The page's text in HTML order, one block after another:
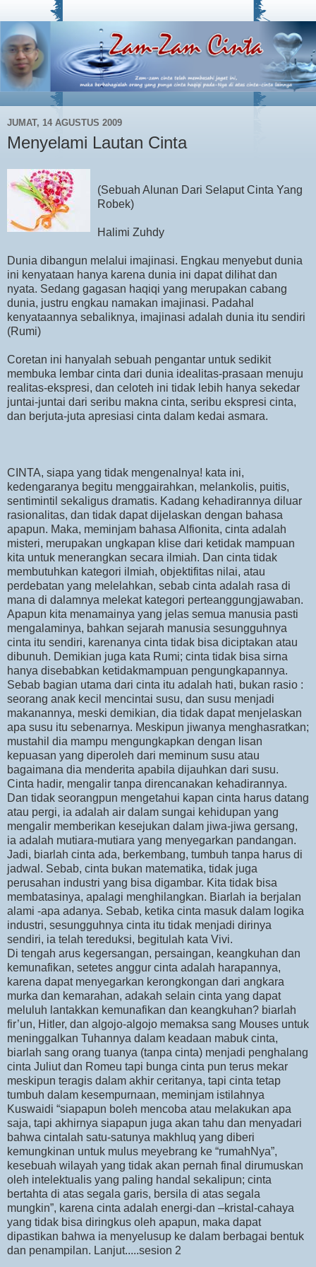
JUMAT, 14 AGUSTUS 2009
Menyelami Lautan Cinta
(Sebuah Alunan Dari Selaput Cinta Yang
Robek)
Halimi Zuhdy
Dunia dibangun melalui imajinasi. Engkau menyebut dunia
ini kenyataan hanya karena dunia ini dapat dilihat dan
nyata. Sedang gagasan haqiqi yang merupakan cabang
dunia, justru engkau namakan imajinasi. Padahal
kenyataannya sebaliknya, imajinasi adalah dunia itu sendiri
(Rumi)
Coretan ini hanyalah sebuah pengantar untuk sedikit
membuka lembar cinta dari dunia idealitas-prasaan menuju
realitas-ekspresi, dan celoteh ini tidak lebih hanya sekedar
juntai-juntai dari seribu makna cinta, seribu ekspresi cinta,
dan berjuta-juta apresiasi cinta dalam kedai asmara.
CINTA, siapa yang tidak mengenalnya! kata ini,
kedengaranya begitu menggairahkan, melankolis, puitis,
sentimintil sekaligus dramatis. Kadang kehadirannya diluar
rasionalitas, dan tidak dapat dijelaskan dengan bahasa
apapun. Maka, meminjam bahasa Alfionita, cinta adalah
misteri, merupakan ungkapan klise dari ketidak mampuan
kita untuk menerangkan secara ilmiah. Dan cinta tidak
membutuhkan kategori ilmiah, objektifitas nilai, atau
perdebatan yang melelahkan, sebab cinta adalah rasa di
mana di dalamnya melekat kategori perteanggungjawaban.
Apapun kita menamainya yang jelas semua manusia pasti
mengalaminya, bahkan sejarah manusia sesungguhnya
cinta itu sendiri, karenanya cinta tidak bisa diciptakan atau
dibunuh. Demikian juga kata Rumi; cinta tidak bisa sirna
hanya disebabkan ketidakmampuan pengungkapannya.
Sebab bagian utama dari cinta itu adalah hati, bukan rasio :
seorang anak kecil mencintai susu, dan susu menjadi
makanannya, meski demikian, dia tidak dapat menjelaskan
apa susu itu sebenarnya. Meskipun jiwanya menghasratkan;
mustahil dia mampu mengungkapkan dengan lisan
kepuasan yang diperoleh dari meminum susu atau
bagaimana dia menderita apabila dijauhkan dari susu.
Cinta hadir, mengalir tanpa direncanakan kehadirannya.
Dan tidak seorangpun mengetahui kapan cinta harus datang
atau pergi, ia adalah air dalam sungai kehidupan yang
mengalir memberikan kesejukan dalam jiwa-jiwa gersang,
ia adalah mutiara-mutiara yang menyegarkan pandangan.
Jadi, biarlah cinta ada, berkembang, tumbuh tanpa harus di
jadwal. Sebab, cinta bukan matematika, tidak juga
perusahan industri yang bisa digambar. Kita tidak bisa
membatasinya, apalagi menghilangkan. Biarlah ia berjalan
alami -apa adanya. Sebab, ketika cinta masuk dalam logika
industri, sesungguhnya cinta itu tidak menjadi dirinya
sendiri, ia telah tereduksi, begitulah kata Vivi.
Di tengah arus kegersangan, persaingan, keangkuhan dan
kemunafikan, setetes anggur cinta adalah harapannya,
karena dapat menyegarkan kerongkongan dari angkara
murka dan kemarahan, adakah selain cinta yang dapat
meluluh lantakkan kemunafikan dan keangkuhan? biarlah
fir’un, Hitler, dan algojo-algojo memaksa sang Mouses untuk
meninggalkan Tuhannya dalam keadaan mabuk cinta,
biarlah sang orang tuanya (tanpa cinta) menjadi penghalang
cinta Juliut dan Romeu tapi bunga cinta pun terus mekar
meskipun teragis dalam akhir ceritanya, tapi cinta tetap
tumbuh dalam kesempurnaan, meminjam istilahnya
Kuswaidi “siapapun boleh mencoba atau melakukan apa
saja, tapi akhirnya siapapun juga akan tahu dan menyadari
bahwa cintalah satu-satunya makhluq yang diberi
kemungkinan untuk mulus meyebrang ke “rumahNya”,
kesebuah wilayah yang tidak akan pernah final dirumuskan
oleh intelektualis yang paling handal sekalipun; cinta
bertahta di atas segala garis, bersila di atas segala
mungkin”, karena cinta adalah energi-dan –kristal-cahaya
yang tidak bisa diringkus oleh apapun, maka dapat
dipastikan bahwa ia menyelusup ke dalam berbagai bentuk
dan penampilan. Lanjut.....sesion 2